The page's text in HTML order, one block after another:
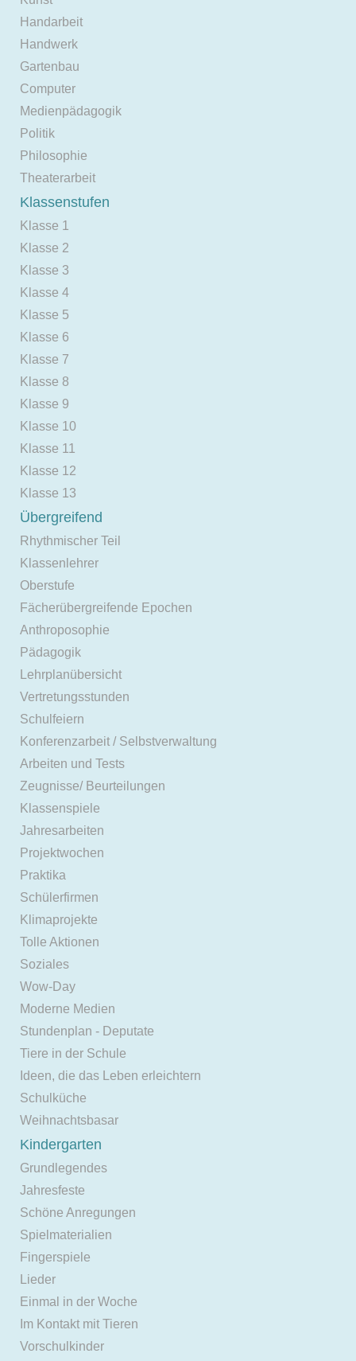
Handarbeit
Handwerk
Gartenbau
Computer
Medienpädagogik
Politik
Philosophie
Theaterarbeit
Klassenstufen
Klasse 1
Klasse 2
Klasse 3
Klasse 4
Klasse 5
Klasse 6
Klasse 7
Klasse 8
Klasse 9
Klasse 10
Klasse 11
Klasse 12
Klasse 13
Übergreifend
Rhythmischer Teil
Klassenlehrer
Oberstufe
Fächerübergreifende Epochen
Anthroposophie
Pädagogik
Lehrplanübersicht
Vertretungsstunden
Schulfeiern
Konferenzarbeit / Selbstverwaltung
Arbeiten und Tests
Zeugnisse/ Beurteilungen
Klassenspiele
Jahresarbeiten
Projektwochen
Praktika
Schülerfirmen
Klimaprojekte
Tolle Aktionen
Soziales
Wow-Day
Moderne Medien
Stundenplan - Deputate
Tiere in der Schule
Ideen, die das Leben erleichtern
Schulküche
Weihnachtsbasar
Kindergarten
Grundlegendes
Jahresfeste
Schöne Anregungen
Spielmaterialien
Fingerspiele
Lieder
Einmal in der Woche
Im Kontakt mit Tieren
Vorschulkinder